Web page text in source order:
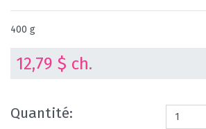
400 g
12,79 $ ch.
Quantité: